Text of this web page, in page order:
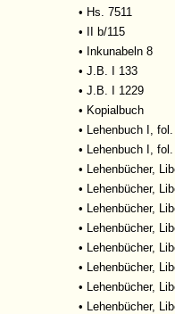
• Hs. 7511
•
II b/115
• Inkunabeln 8
• J.B. I 133
• J.B. I 1229
• Kopialbuch
• Lehenbuch I,
• Lehenbuch I,
• Lehenbücher,
• Lehenbücher,
• Lehenbücher,
• Lehenbücher,
• Lehenbücher,
• Lehenbücher,
• Lehenbücher,
• Lehenbücher,